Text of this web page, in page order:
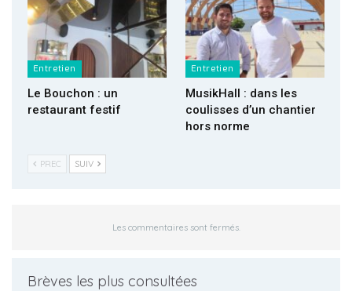
Entretien
Le Bouchon : un
restaurant festif
Entretien
MusikHall : dans les
coulisses d’un chantier
hors norme
PREC SUIV
Les commentaires sont fermés.
Brèves les plus consultées